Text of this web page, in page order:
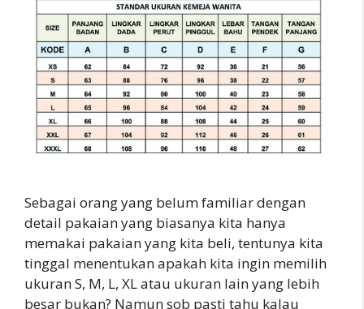
Sebagai orang yang belum familiar dengan
detail pakaian yang biasanya kita hanya
memakai pakaian yang kita beli, tentunya kita
tinggal menentukan apakah kita ingin memilih
ukuran S, M, L, XL atau ukuran lain yang lebih
besar bukan? Namun sob pasti tahu kalau